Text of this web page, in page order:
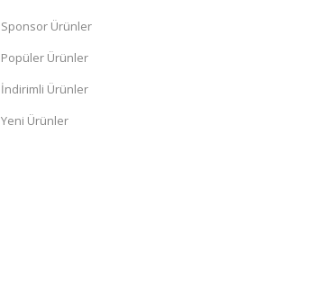
Sponsor Ürünler
Popüler Ürünler
İndirimli Ürünler
Yeni Ürünler